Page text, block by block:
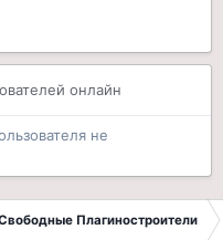
онлайн
не
Плагиностроители